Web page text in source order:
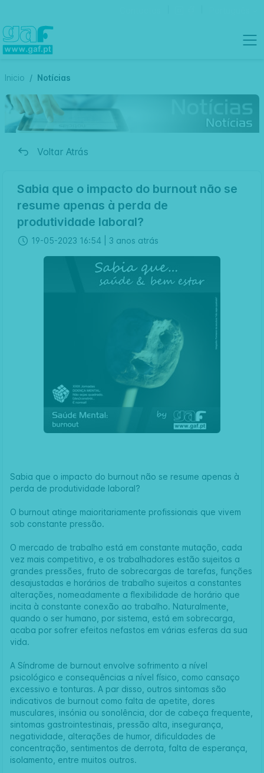
Inicio Notícias
Voltar Atrás
Sabia que o impacto do burnout não se
resume apenas à perda de
produtividade laboral?
19-05-2023 16:54 | 3 anos atrás
Sabia que o impacto do burnout não se resume apenas à
perda de produtividade laboral?
O burnout atinge maioritariamente profissionais que vivem
sob constante pressão.
O mercado de trabalho está em constante mutação, cada
vez mais competitivo, e os trabalhadores estão sujeitos a
grandes pressões, fruto de sobrecargas de tarefas, funções
desajustadas e horários de trabalho sujeitos a constantes
alterações, nomeadamente a flexibilidade de horário que
incita à constante conexão ao trabalho. Naturalmente,
quando o ser humano, por sistema, está em sobrecarga,
acaba por sofrer efeitos nefastos em várias esferas da sua
vida.
A Síndrome de burnout envolve sofrimento a nível
psicológico e consequências a nível físico, como cansaço
excessivo e tonturas. A par disso, outros sintomas são
indicativos de burnout como falta de apetite, dores
musculares, insónia ou sonolência, dor de cabeça frequente,
sintomas gastrointestinais, pressão alta, insegurança,
negatividade, alterações de humor, dificuldades de
concentração, sentimentos de derrota, falta de esperança,
isolamento, entre muitos outros.